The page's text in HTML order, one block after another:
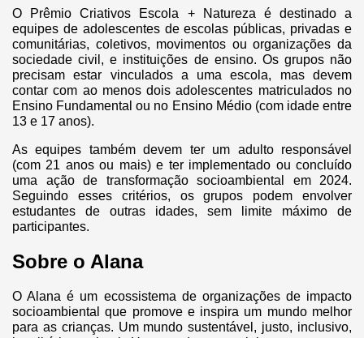
O Prêmio Criativos Escola + Natureza é destinado a
equipes de adolescentes de escolas públicas, privadas e
comunitárias, coletivos, movimentos ou organizações da
sociedade civil, e instituições de ensino. Os grupos não
precisam estar vinculados a uma escola, mas devem
contar com ao menos dois adolescentes matriculados no
Ensino Fundamental ou no Ensino Médio (com idade entre
13 e 17 anos).
As equipes também devem ter um adulto responsável
(com 21 anos ou mais) e ter implementado ou concluído
uma ação de transformação socioambiental em 2024.
Seguindo esses critérios, os grupos podem envolver
estudantes de outras idades, sem limite máximo de
participantes.
Sobre o Alana
O Alana é um ecossistema de organizações de impacto
socioambiental que promove e inspira um mundo melhor
para as crianças. Um mundo sustentável, justo, inclusivo,